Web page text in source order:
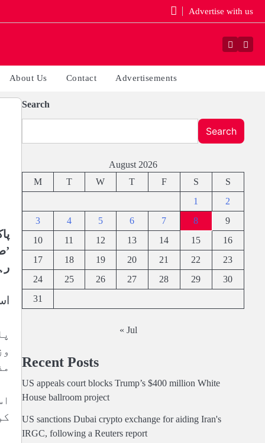
Advertise with us
Facebook
About Us Contact Advertisements
Search
Search
August 2026
M
T W T F S
S
1
2
3
4 5 6 7 8
9
10
11 12 13 14 15
16
17
18 19 20 21 22
23
24
25 26 27 28 29
30
31
« Jul
Recent Posts
US appeals court blocks Trump’s $400 million White
House ballroom project
US sanctions Dubai crypto exchange for aiding Iran's
IRGC, following a Reuters report